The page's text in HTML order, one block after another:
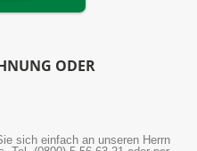
ODER
sich einfach an unseren Herrn